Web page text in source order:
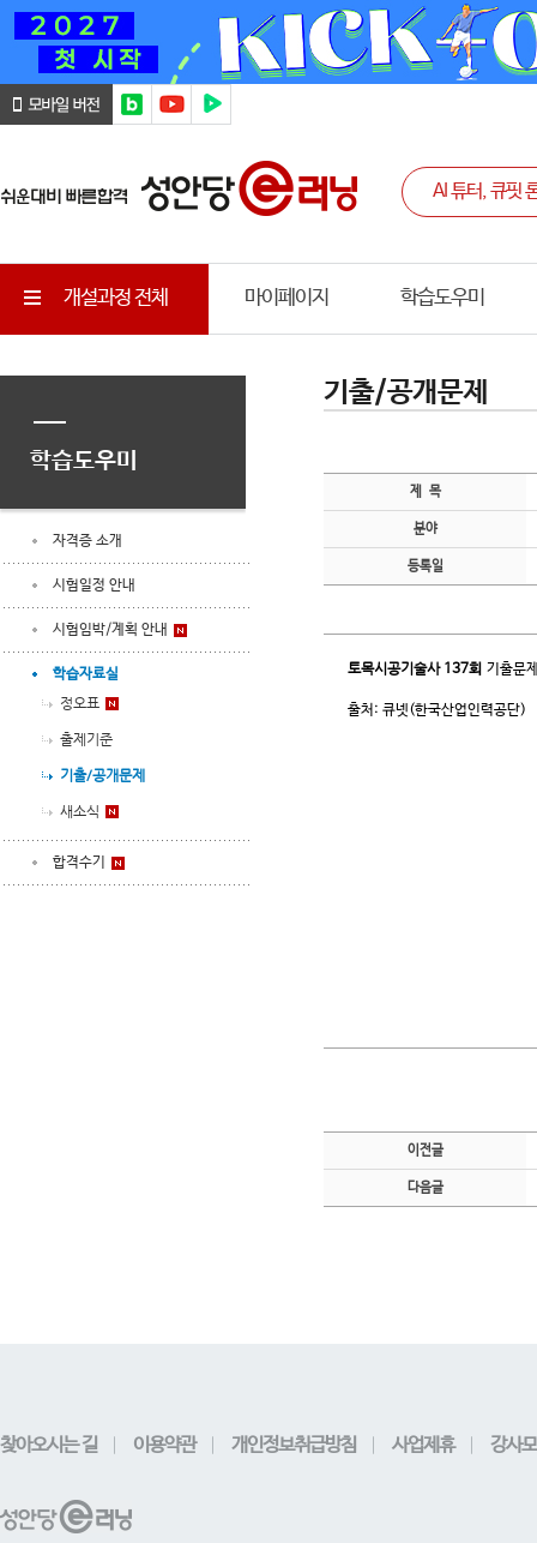
개설과정 전체 마이페이지 학습도우미
학습도우미
자격증 소개
시험일정 안내
시험임박/계획 안내
학습자료실
정오표
출제기준
기출/공개문제
새소식
합격수기
기출/공개문제
제 목
분야
등록일
토목시공기술사 137회 기출문
출처: 큐넷(한국산업인력공단)
이전글
다음글
찾아오시는 길 이용약관 개인정보취급방침 사업제휴 강사